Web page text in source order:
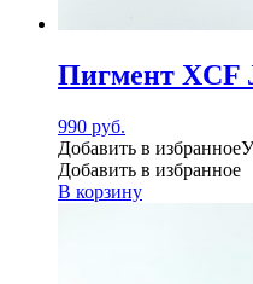
Пигмент XCF
990 руб.
Добавить в избранное
Добавить в избранное
В корзину